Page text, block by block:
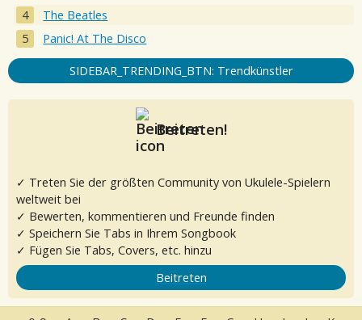
The Beatles
Panic! At The Disco
SIDEBAR_TRENDING_BTN: Trendkünstler
Beitreten!
✓ Treten Sie der größten Community von Ukulele-Spielern
weltweit bei
✓ Bewerten, kommentieren und Freunde finden
✓ Speichern Sie Tabs in Ihrem Songbook
✓ Fügen Sie Tabs, Covers, etc. hinzu
Beitreten